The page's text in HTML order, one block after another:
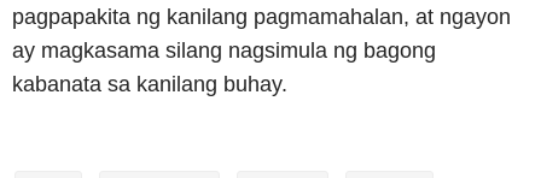
pagpapakita ng kanilang pagmamahalan, at ngayon
ay magkasama silang nagsimula ng bagong
kabanata sa kanilang buhay.